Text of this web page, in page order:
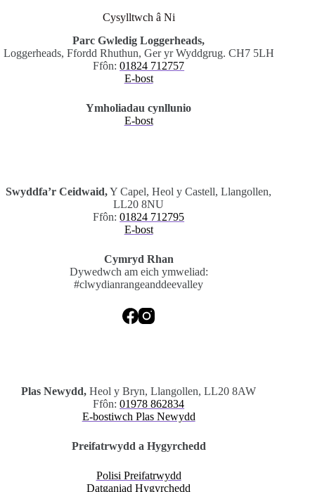
Cysylltwch â Ni
Parc Gwledig Loggerheads,
Loggerheads, Ffordd Rhuthun, Ger yr Wyddgrug. CH7 5LH
Ffôn:01824 712757
E-bost
Ymholiadau cynllunio
E-bost
Swyddfa’r Ceidwaid,Y Capel, Heol y Castell, Llangollen,
LL20 8NU
Ffôn:01824 712795
E-bost
Cymryd Rhan
Dywedwch am eich ymweliad:
#clwydianrangeanddeevalley
Plas Newydd, Heol y Bryn, Llangollen, LL20 8AW
Ffôn:01978 862834
E-bostiwch Plas Newydd
Preifatrwydd a Hygyrchedd
Polisi Preifatrwydd
Datganiad Hygyrchedd